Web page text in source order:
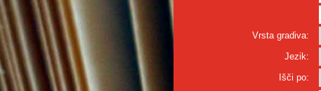
Vrsta gradiva:
Jezik:
Išči po: